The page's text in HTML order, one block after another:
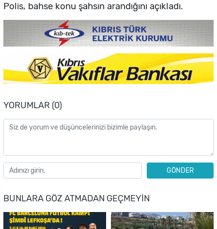
Polis, bahse konu şahsın arandığını açıkladı.
YORUMLAR (0)
GÖNDER
BUNLARA GÖZ ATMADAN GEÇMEYIN